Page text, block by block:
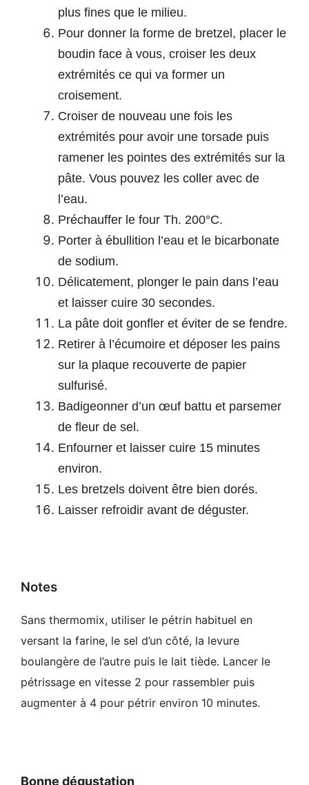
plus fines que le milieu.
Pour donner la forme de bretzel, placer le
boudin face à vous, croiser les deux
extrémités ce qui va former un
croisement.
Croiser de nouveau une fois les
extrémités pour avoir une torsade puis
ramener les pointes des extrémités sur la
pâte. Vous pouvez les coller avec de
l’eau.
Préchauffer le four Th. 200°C.
Porter à ébullition l’eau et le bicarbonate
de sodium.
Délicatement, plonger le pain dans l’eau
et laisser cuire 30 secondes.
La pâte doit gonfler et éviter de se fendre.
Retirer à l’écumoire et déposer les pains
sur la plaque recouverte de papier
sulfurisé.
Badigeonner d’un œuf battu et parsemer
de fleur de sel.
Enfourner et laisser cuire 15 minutes
environ.
Les bretzels doivent être bien dorés.
Laisser refroidir avant de déguster.
Notes
Sans thermomix, utiliser le pétrin habituel en
versant la farine, le sel d’un côté, la levure
boulangère de l’autre puis le lait tiède. Lancer le
pétrissage en vitesse 2 pour rassembler puis
augmenter à 4 pour pétrir environ 10 minutes.
Bonne dégustation